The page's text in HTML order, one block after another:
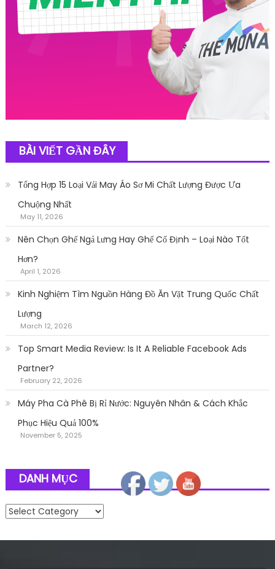
BÀI VIẾT GẦN ĐÂY
Tổng Hợp 15 Loại Vải May Áo Sơ Mi Chất Lượng Được Ưa
Chuộng Nhất
May 11, 2026
Nên Chọn Ghế Ngả Lưng Hay Ghế Cố Định – Loại Nào Tốt
Hơn?
April 1, 2026
Kinh Nghiệm Tìm Nguồn Hàng Đồ Ăn Vặt Trung Quốc Chất
Lượng
March 12, 2026
Top Smart Media Review: Is It A Reliable Facebook Ads
Partner?
February 22, 2026
Máy Pha Cà Phê Bị Rỉ Nước: Nguyên Nhân & Cách Khắc
Phục Hiệu Quả 100%
November 5, 2025
DANH MỤC
Danh mục